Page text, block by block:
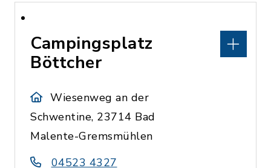
Campingsplatz
Böttcher
Wiesenweg an der
Schwentine, 23714 Bad
Malente-Gremsmühlen
04523 4327